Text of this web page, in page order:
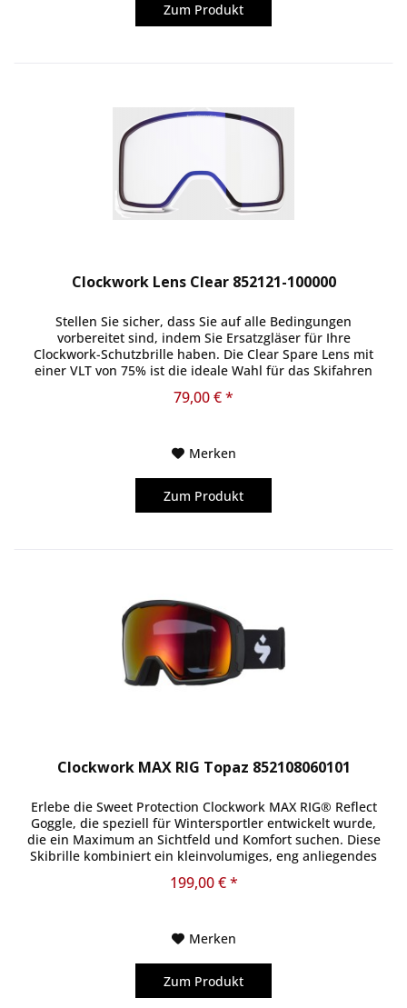
Zum Produkt
Clockwork Lens Clear 852121-100000
Stellen Sie sicher, dass Sie auf alle Bedingungen
vorbereitet sind, indem Sie Ersatzgläser für Ihre
Clockwork-Schutzbrille haben. Die Clear Spare Lens mit
einer VLT von 75% ist die ideale Wahl für das Skifahren
79,00 € *
Merken
Zum Produkt
Clockwork MAX RIG Topaz 852108060101
Erlebe die Sweet Protection Clockwork MAX RIG® Reflect
Goggle, die speziell für Wintersportler entwickelt wurde,
die ein Maximum an Sichtfeld und Komfort suchen. Diese
Skibrille kombiniert ein kleinvolumiges, eng anliegendes
199,00 € *
Merken
Zum Produkt